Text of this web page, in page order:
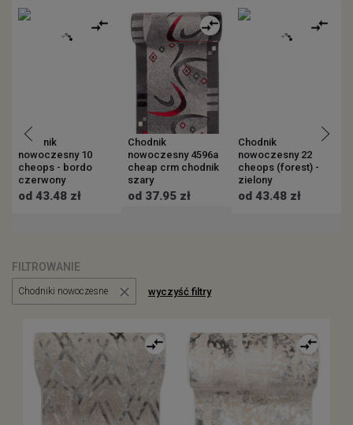
Chodnik
nowoczesny 10
cheops - bordo
czerwony
od 43.48 zł
Chodnik
nowoczesny 4596a
cheap crm chodnik
szary
od 37.95 zł
Chodnik
nowoczesny 22
cheops (forest) -
zielony
od 43.48 zł
FILTROWANIE
Chodniki nowoczesne wyczyść filtry